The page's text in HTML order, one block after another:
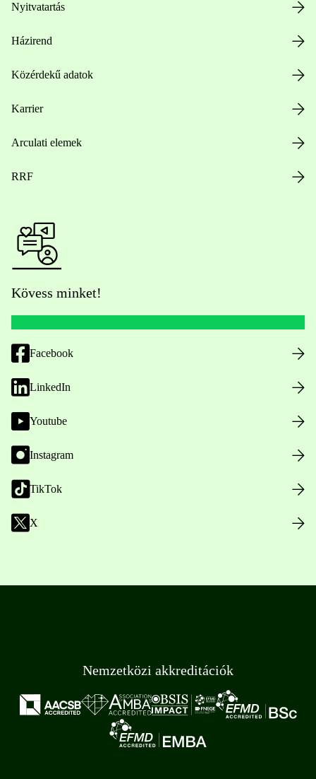
Nyitvatartás
Házirend
Közérdekű adatok
Karrier
Arculati elemek
RRF
Kövess minket!
Facebook
LinkedIn
Youtube
Instagram
TikTok
X
Nemzetközi akkreditációk